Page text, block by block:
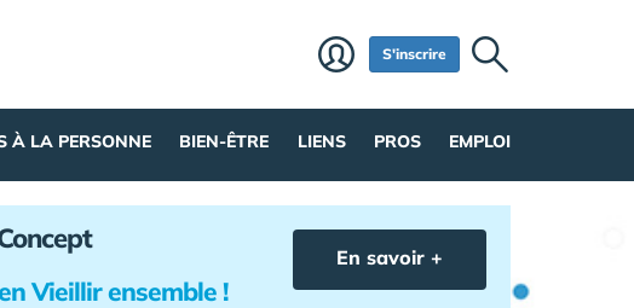
S'inscrire
À LA PERSONNE BIEN-ÊTRE LIENS PROS EMPLOI
Vieillir ensemble !
En savoir +